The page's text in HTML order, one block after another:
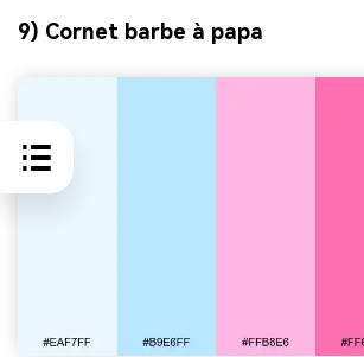
9) Cornet barbe à papa